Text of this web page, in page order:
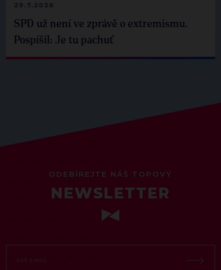
29.7.2026
SPD už není ve zprávě o extremismu.
Pospíšil: Je tu pachuť
ODEBÍREJTE NÁŠ TOPOVÝ
NEWSLETTER